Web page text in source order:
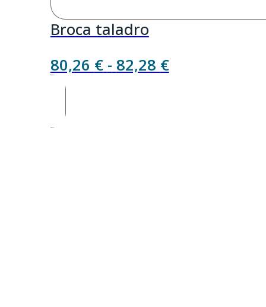
Broca taladro
80,26 € - 82,28 €Rango